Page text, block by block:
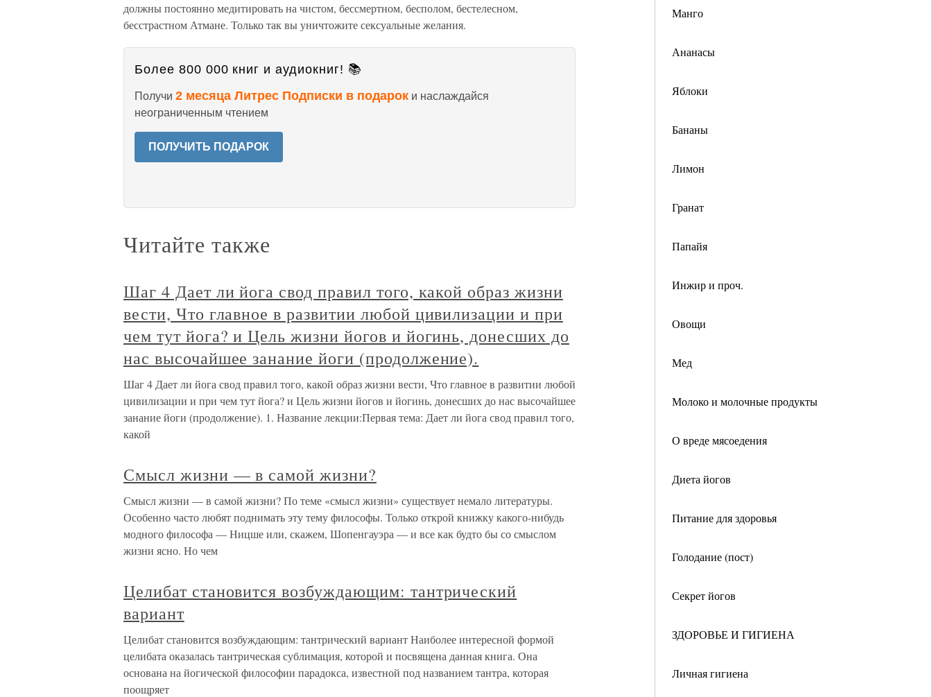
Манго
Ананасы
Яблоки
Бананы
Лимон
Гранат
Папайя
Инжир и проч.
Овощи
Мед
Молоко и молочные продукты
О вреде мясоедения
Диета йогов
Питание для здоровья
Голодание (пост)
Секрет йогов
ЗДОРОВЬЕ И ГИГИЕНА
Личная гигиена
должны постоянно медитировать на чистом, бессмертном, бесполом, бестелесном,
бесстрастном Атмане. Только так вы уничтожите сексуальные желания.
Более 800 000 книг и аудиокниг! 📚
Получи 2 месяца Литрес Подписки в подарок и наслаждайся
неограниченным чтением
ПОЛУЧИТЬ ПОДАРОК
Читайте также
Шаг 4 Дает ли йога свод правил того, какой образ жизни
вести, Что главное в развитии любой цивилизации и при
чем тут йога? и Цель жизни йогов и йогинь, донесших до
нас высочайшее занание йоги (продолжение).
Шаг 4 Дает ли йога свод правил того, какой образ жизни вести, Что главное в развитии любой
цивилизации и при чем тут йога? и Цель жизни йогов и йогинь, донесших до нас высочайшее
занание йоги (продолжение). 1. Название лекции:Первая тема: Дает ли йога свод правил того,
какой
Смысл жизни — в самой жизни?
Смысл жизни — в самой жизни? По теме «смысл жизни» существует немало литературы.
Особенно часто любят поднимать эту тему философы. Только открой книжку какого-нибудь
модного философа — Ницше или, скажем, Шопенгауэра — и все как будто бы со смыслом
жизни ясно. Но чем
Целибат становится возбуждающим: тантрический
вариант
Целибат становится возбуждающим: тантрический вариант Наиболее интересной формой
целибата оказалась тантрическая сублимация, которой и посвящена данная книга. Она
основана на йогической философии парадокса, известной под названием тантра, которая
поощряет